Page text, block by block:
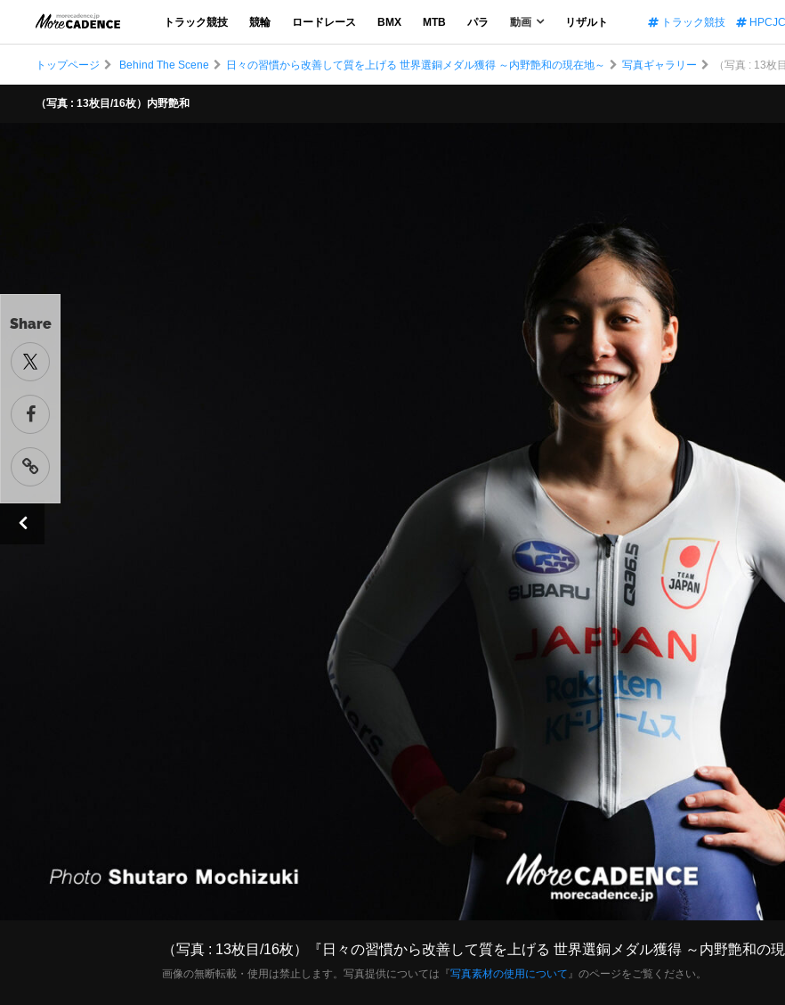
トラック競技 競輪 ロードレース BMX MTB パラ 動画 リザルト トラック競技 HPCJC
Share
トップページ Behind The Scene 日々の習慣から改善して質を上げる 世界選銅メダル獲得 ～内野艶和の現在地～ 写真ギャラリー （写真 : 13枚
（写真 : 13枚目/16枚）内野艶和
（写真 : 13枚目/16枚）『日々の習慣から改善して質を上げる 世界選銅メダル獲得 ～内野艶和の
画像の無断転載・使用は禁止します。写真提供については『写真素材の使用について 』のページをご覧ください。